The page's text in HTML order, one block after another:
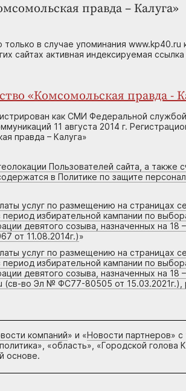
правда – Калуга»
в случае упоминания www.kp40.ru
сайтах активная индексируемая
«Комсомольская правда -
как СМИ Федеральной
11 августа 2014 г.
правда – Калуга»
Пользователей сайта, а также
в Политике по защите
услуг по размещению на страницах
избирательной кампании по
девятого созыва, назначенных на 18
от 11.08.2014г.)»
услуг по размещению на страницах
избирательной кампании по
девятого созыва, назначенных на 18
(св-во Эл № ФС77-80505 от
компаний» и «Новости партнеров» с
«область», «Городской голова
основе.